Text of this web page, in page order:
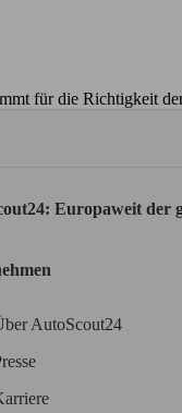
für die Richtigkeit
Europaweit der
AutoScout24